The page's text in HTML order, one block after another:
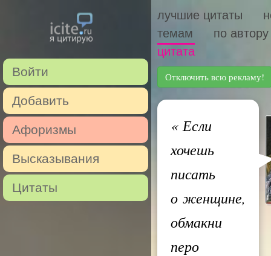
Войти
Добавить
Афоризмы
Высказывания
Цитаты
лучшие цитаты
темам
по автору
цитата
Отключить всю рекламу!
«Если
хочешь
писать
о женщине,
обмакни
перо